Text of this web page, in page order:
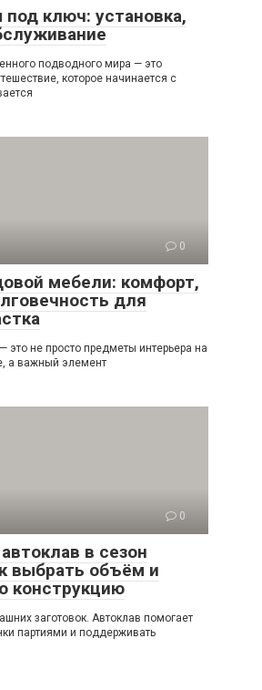
ключ: установка,
подводного мира — это
которое начинается с
0
мебели: комфорт,
для
это не просто предметы интерьера на
а важный элемент
0
в сезон
выбрать объём и
конструкцию
заготовок. Автоклав помогает
партиями и поддерживать